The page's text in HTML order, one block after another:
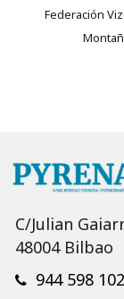
Federación
C/Julian
48004 Bilbao
944 598 102